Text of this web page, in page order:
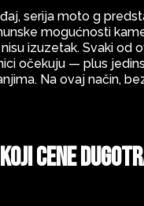
serija moto g
mogućnosti
izuzetak. Svaki od
očekuju — plus
Na ovaj način,
cene